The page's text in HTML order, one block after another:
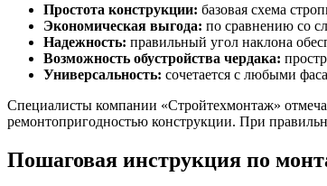
Простота конструкции: базовая схема
Экономическая выгода: по сравнению со
Надежность: правильный угол наклона
Возможность обустройства чердака:
Универсальность: сочетается с любыми
Специалисты компании «Стройтехмонтаж»
ремонтопригодностью конструкции. При
Пошаговая инструкция по